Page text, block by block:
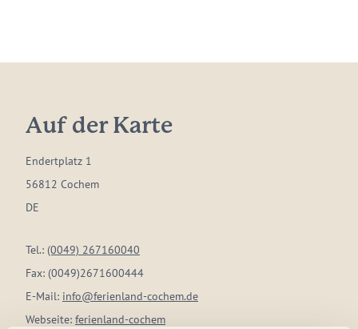
Auf der Karte
Endertplatz 1
56812 Cochem
DE
Tel.: (0049) 267160040
Fax: (0049)2671600444
E-Mail: info@ferienland-cochem.de
Webseite: ferienland-cochem